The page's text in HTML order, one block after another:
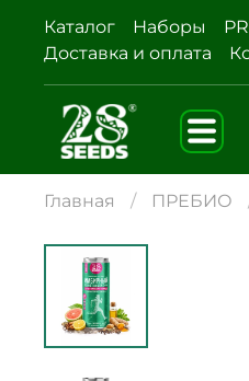
Каталог Наборы
Доставка и оплата
Главная ПРЕБИО